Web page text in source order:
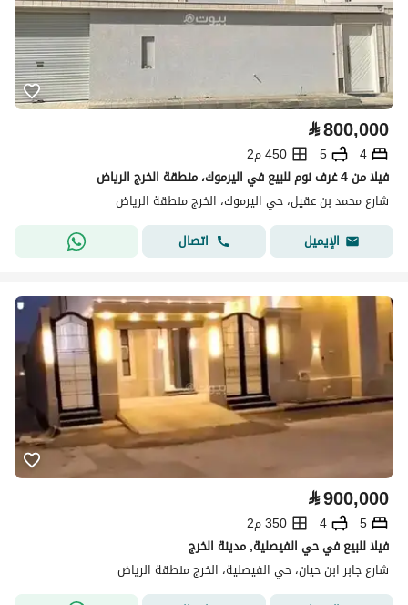
⃁800,000
4
5
450 م2
فيلا من 4 غرف نوم للبيع في اليرموك، منطقة الخرج الرياض
شارع محمد بن عقيل، حي اليرموك، الخرج منطقة الرياض
الإيميل
اتصال
⃁900,000
5
4
350 م2
فيلا للبيع في حي الفيصلية, مدينة الخرج
شارع جابر ابن حيان، حي الفيصلية، الخرج منطقة الرياض